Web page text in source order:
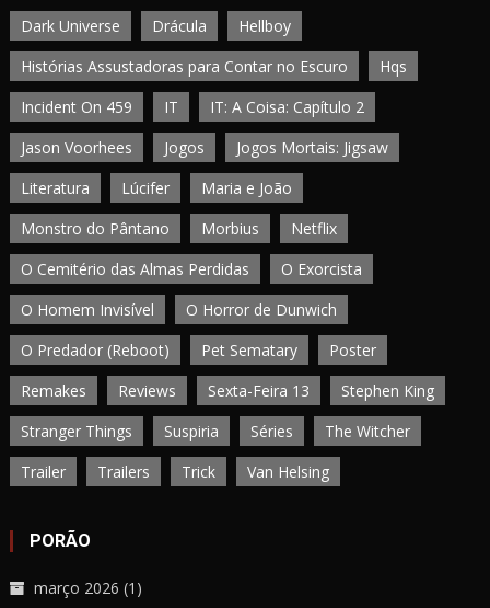
Dark Universe
Drácula
Hellboy
Histórias Assustadoras para Contar no Escuro
Hqs
Incident On 459
IT
IT: A Coisa: Capítulo 2
Jason Voorhees
Jogos
Jogos Mortais: Jigsaw
Literatura
Lúcifer
Maria e João
Monstro do Pântano
Morbius
Netflix
O Cemitério das Almas Perdidas
O Exorcista
O Homem Invisível
O Horror de Dunwich
O Predador (Reboot)
Pet Sematary
Poster
Remakes
Reviews Sexta-Feira 13
Stephen King
Stranger Things
Suspiria Séries
The Witcher
Trailer
Trailers Trick Van Helsing
PORÃO
março 2026 (1)